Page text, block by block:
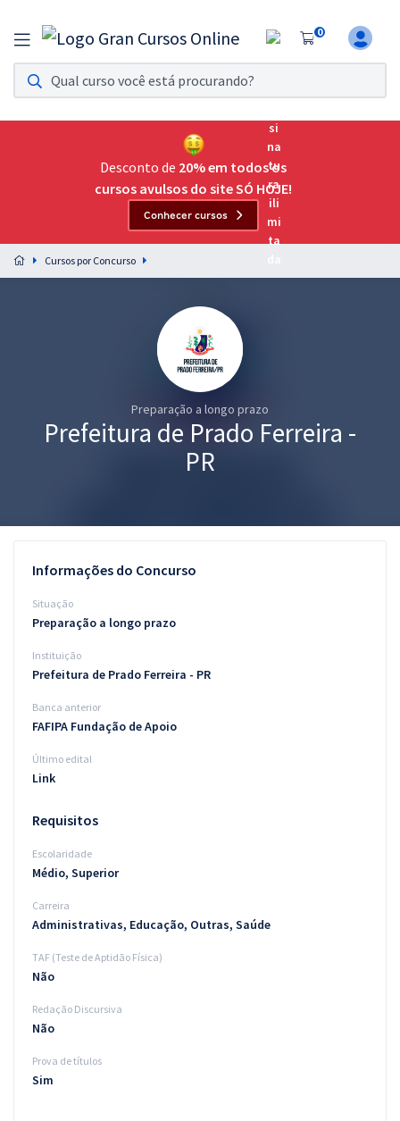
0
Assinatura Ilimitada 11
Acesso a todos os cursos. Teste grátis por 7 dias!
Assinatura OAB Até Passar
Acesso ilimitado a toda preparação para o Exame da
Preparação completa e intensiva para as principais
residências em saúde do Brasil
Conteúdo gratuito
Blog
Desconto de 20% em todos os
cursos avulsos do site SÓ HOJE!
Conhecer cursos
Cursos por Concurso
Preparação a longo prazo
Prefeitura de Prado Ferreira -
PR
Informações do Concurso
Situação
Preparação a longo prazo
Instituição
Prefeitura de Prado Ferreira - PR
Banca anterior
FAFIPA Fundação de Apoio
Último edital
Link
Requisitos
Escolaridade
Médio, Superior
Carreira
Administrativas, Educação, Outras, Saúde
TAF (Teste de Aptidão Física)
Não
Redação Discursiva
Não
Prova de títulos
Sim